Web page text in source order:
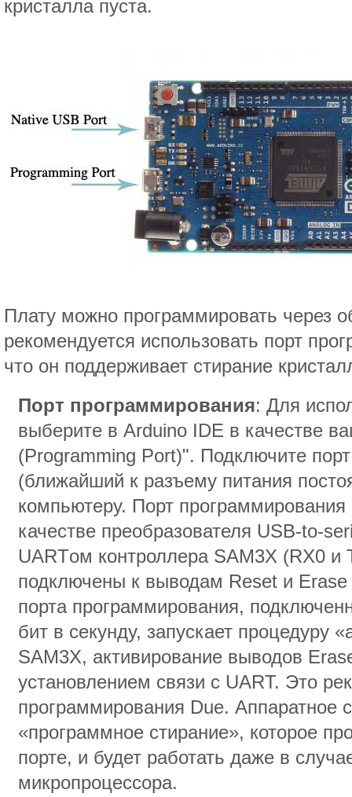
кристалла пуста.
Плату можно программировать через
рекомендуется использовать порт
что он поддерживает стирание
Порт программирования: Для
выберите в Arduino IDE в качестве
(Programming Port)". Подключите
(ближайший к разъему питания
компьютеру. Порт
качестве преобразователя USB-to-
UARTом контроллера SAM3X (RX0
подключены к выводам Reset и
порта программирования,
бит в секунду, запускает процедуру
SAM3X, активирование выводов
установлением связи с UART. Это
программирования Due. Аппаратное
«программное стирание», которое
порте, и будет работать даже в
микропроцессора.